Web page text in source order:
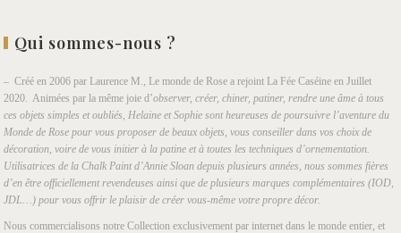
Qui sommes-nous ?
– Créé en 2006 par Laurence M., Le monde de Rose a rejoint La Fée Caséine en Juillet
2020. Animées par la même joie d’observer, créer, chiner, patiner, rendre une âme à tous
ces objets simples et oubliés, Helaine et Sophie sont heureuses de poursuivre l’aventure du
Monde de Rose pour vous proposer de beaux objets, vous conseiller dans vos choix de
décoration, voire de vous initier à la patine et à toutes les techniques d’ornementation.
Utilisatrices de la Chalk Paint d’Annie Sloan depuis plusieurs années, nous sommes fières
d’en être officiellement revendeuses ainsi que de plusieurs marques complémentaires (IOD,
JDL…) pour vous offrir le plaisir de créer vous-même votre propre décor.
Nous commercialisons notre Collection exclusivement par internet dans le monde entier, et